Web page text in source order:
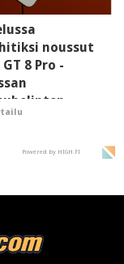
noussut
8 Pro -
Powered by HIGH.FI